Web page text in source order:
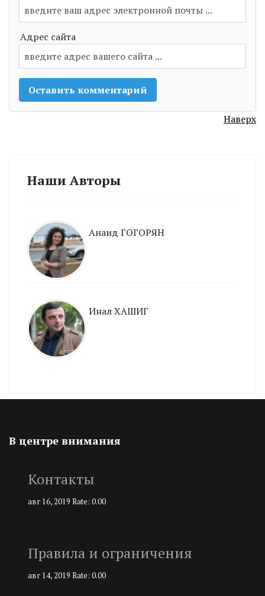
Адрес сайта
Наверх
Наши Авторы
Анаид ГОГОРЯН
Инал ХАШИГ
В центре внимания
Контакты
авг 16, 2019 Rate: 0.00
Правила и ограничения
авг 14, 2019 Rate: 0.00